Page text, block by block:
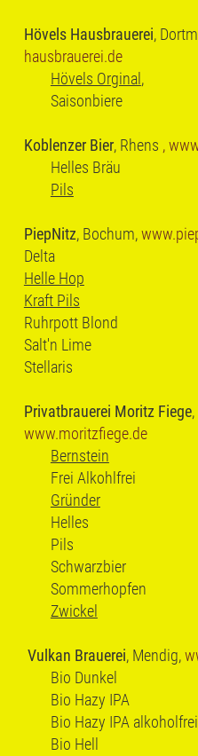
Hövels Hausbrauerei,
hausbrauerei.de
Hövels Orginal ,
Saisonbiere
Koblenzer Bier, Rhens ,
Helles Bräu
Pils
PiepNitz, Bochum,
Delta
Helle Hop
Kraft Pils
Ruhrpott Blond
Salt'n Lime
Stellaris
Privatbrauerei Moritz Fiege
www.moritzfiege.de
Bernstein
Frei Alkohlfrei
Gründer
Helles
Pils
Schwarzbier
Sommerhopfen
Zwickel
Vulkan Brauerei, Mendig,
Bio Dunkel
Bio Hazy IPA
Bio Hazy IPA alkoholfrei
Bio Hell